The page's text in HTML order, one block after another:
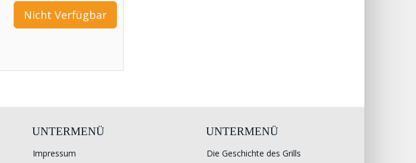
Nicht Verfügbar
UNTERMENÜ
Impressum
UNTERMENÜ
Die Geschichte des Grills